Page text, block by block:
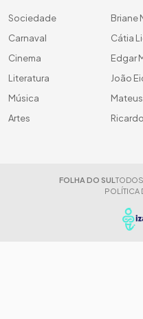
Sociedade
Carnaval
Cinema
Literatura
Música
Artes
Briane
Cátia
Edgar
João
FOLHA DO SUL
POLÍTICA